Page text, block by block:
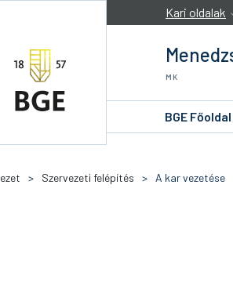
Kari oldalak
MK
BGE Főoldal
> Szervezeti felépítés > A kar vezetése